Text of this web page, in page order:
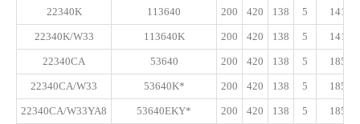
22340K 113640 200 420 138 5 1410
22340K/W33 113640K 200 420 138 5 1410
22340CA 53640 200 420 138 5 1850
22340CA/W33 53640K* 200 420 138 5 1850
22340CA/W33YA8 53640EKY* 200 420 138 5 1850